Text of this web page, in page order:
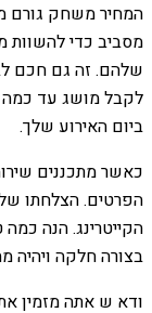
המחיר משחק גורם
מסביב כדי להשוות
שלהם. זה גם חכם
לקבל מושג עד כמה
ביום האירוע שלך.
כאשר מתכננים
הפרטים. הצלחתו של
הקייטרינג. הנה
בצורה חלקה ויהיה
ודא ש אתה מזמין